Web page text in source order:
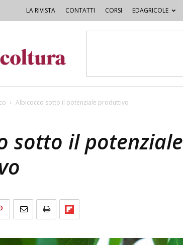
LA RIVISTA CONTATTI CORSI EDAGRICOLE
Albicocco sotto il potenziale produttivo
sotto il potenziale